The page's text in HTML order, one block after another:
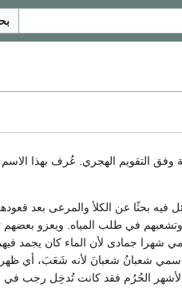
فيه بحثًا عن الكلأ والمرعى بعد
في طلب المياه. ويعزو
جمادى لأن الماء كان يجمد
سمي شعبانُ شعبانَ لأنه شَعَبَ، أي
الحُرُم فقد كانت تُدخِل رجب في